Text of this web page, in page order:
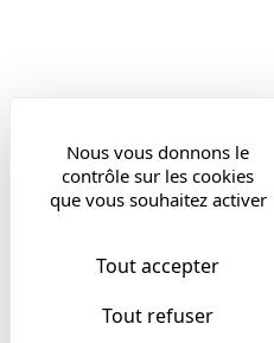
Nous vous donnons le
contrôle sur les cookies
que vous souhaitez activer
Tout accepter
Tout refuser